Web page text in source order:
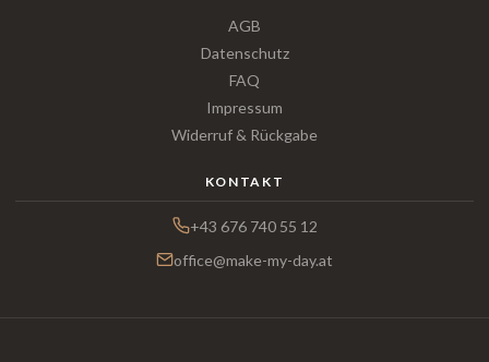
AGB
Datenschutz
FAQ
Impressum
Widerruf & Rückgabe
KONTAKT
+43 676 740 55 12
office@make-my-day.at